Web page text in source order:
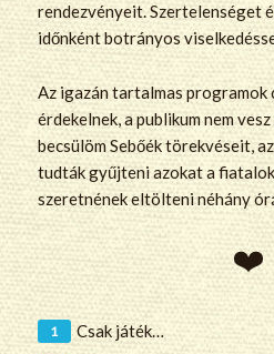
rendezvényeit. Szertelenséget
időnként botrányos
Az igazán tartalmas programok
érdekelnek, a publikum nem
becsülöm Sebőék törekvéseit,
tudták gyűjteni azokat a
szeretnének eltölteni néhány
Csak játék…